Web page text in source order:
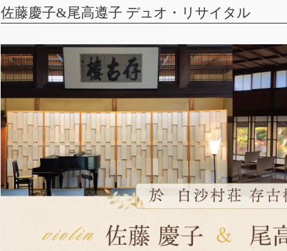
佐藤慶子&尾高遵子 デュオ・リサイタル